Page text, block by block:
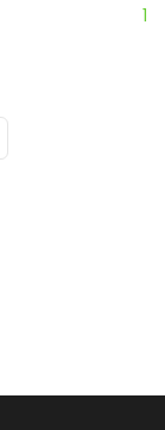
1